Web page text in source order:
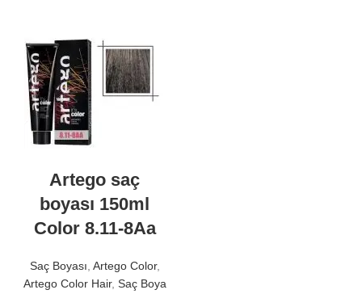
Artego saç
boyası 150ml
Color 8.11-8Aa
Saç Boyası Artego Color,
Artego Color Hair, Saç Boya